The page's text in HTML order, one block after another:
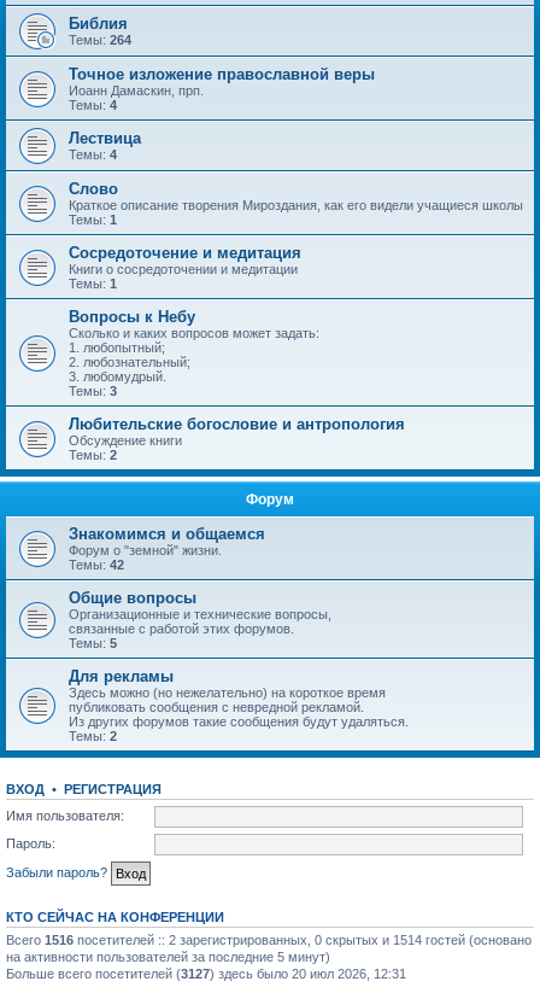
Библия
Темы: 264
Точное изложение православной веры
Иоанн Дамаскин, прп.
Темы: 4
Лествица
Темы: 4
Слово
Краткое описание творения Мироздания, как его видели учащиеся школы
Темы: 1
Сосредоточение и медитация
Книги о сосредоточении и медитации
Темы: 1
Вопросы к Небу
Сколько и каких вопросов может задать:
1. любопытный;
2. любознательный;
3. любомудрый.
Темы: 3
Любительские богословие и антропология
Обсуждение книги
Темы: 2
Форум
Знакомимся и общаемся
Форум о "земной" жизни.
Темы: 42
Общие вопросы
Организационные и технические вопросы,
связанные с работой этих форумов.
Темы: 5
Для рекламы
Здесь можно (но нежелательно) на короткое время
публиковать сообщения с невредной рекламой.
Из других форумов такие сообщения будут удаляться.
Темы: 2
ВХОД • РЕГИСТРАЦИЯ
Имя пользователя:
Пароль:
Забыли пароль?
КТО СЕЙЧАС НА КОНФЕРЕНЦИИ
Всего 1516 посетителей :: 2 зарегистрированных, 0 скрытых и 1514 гостей (основано
на активности пользователей за последние 5 минут)
Больше всего посетителей (3127) здесь было 20 июл 2026, 12:31